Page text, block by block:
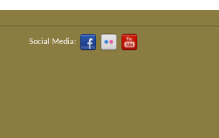
Social Media: